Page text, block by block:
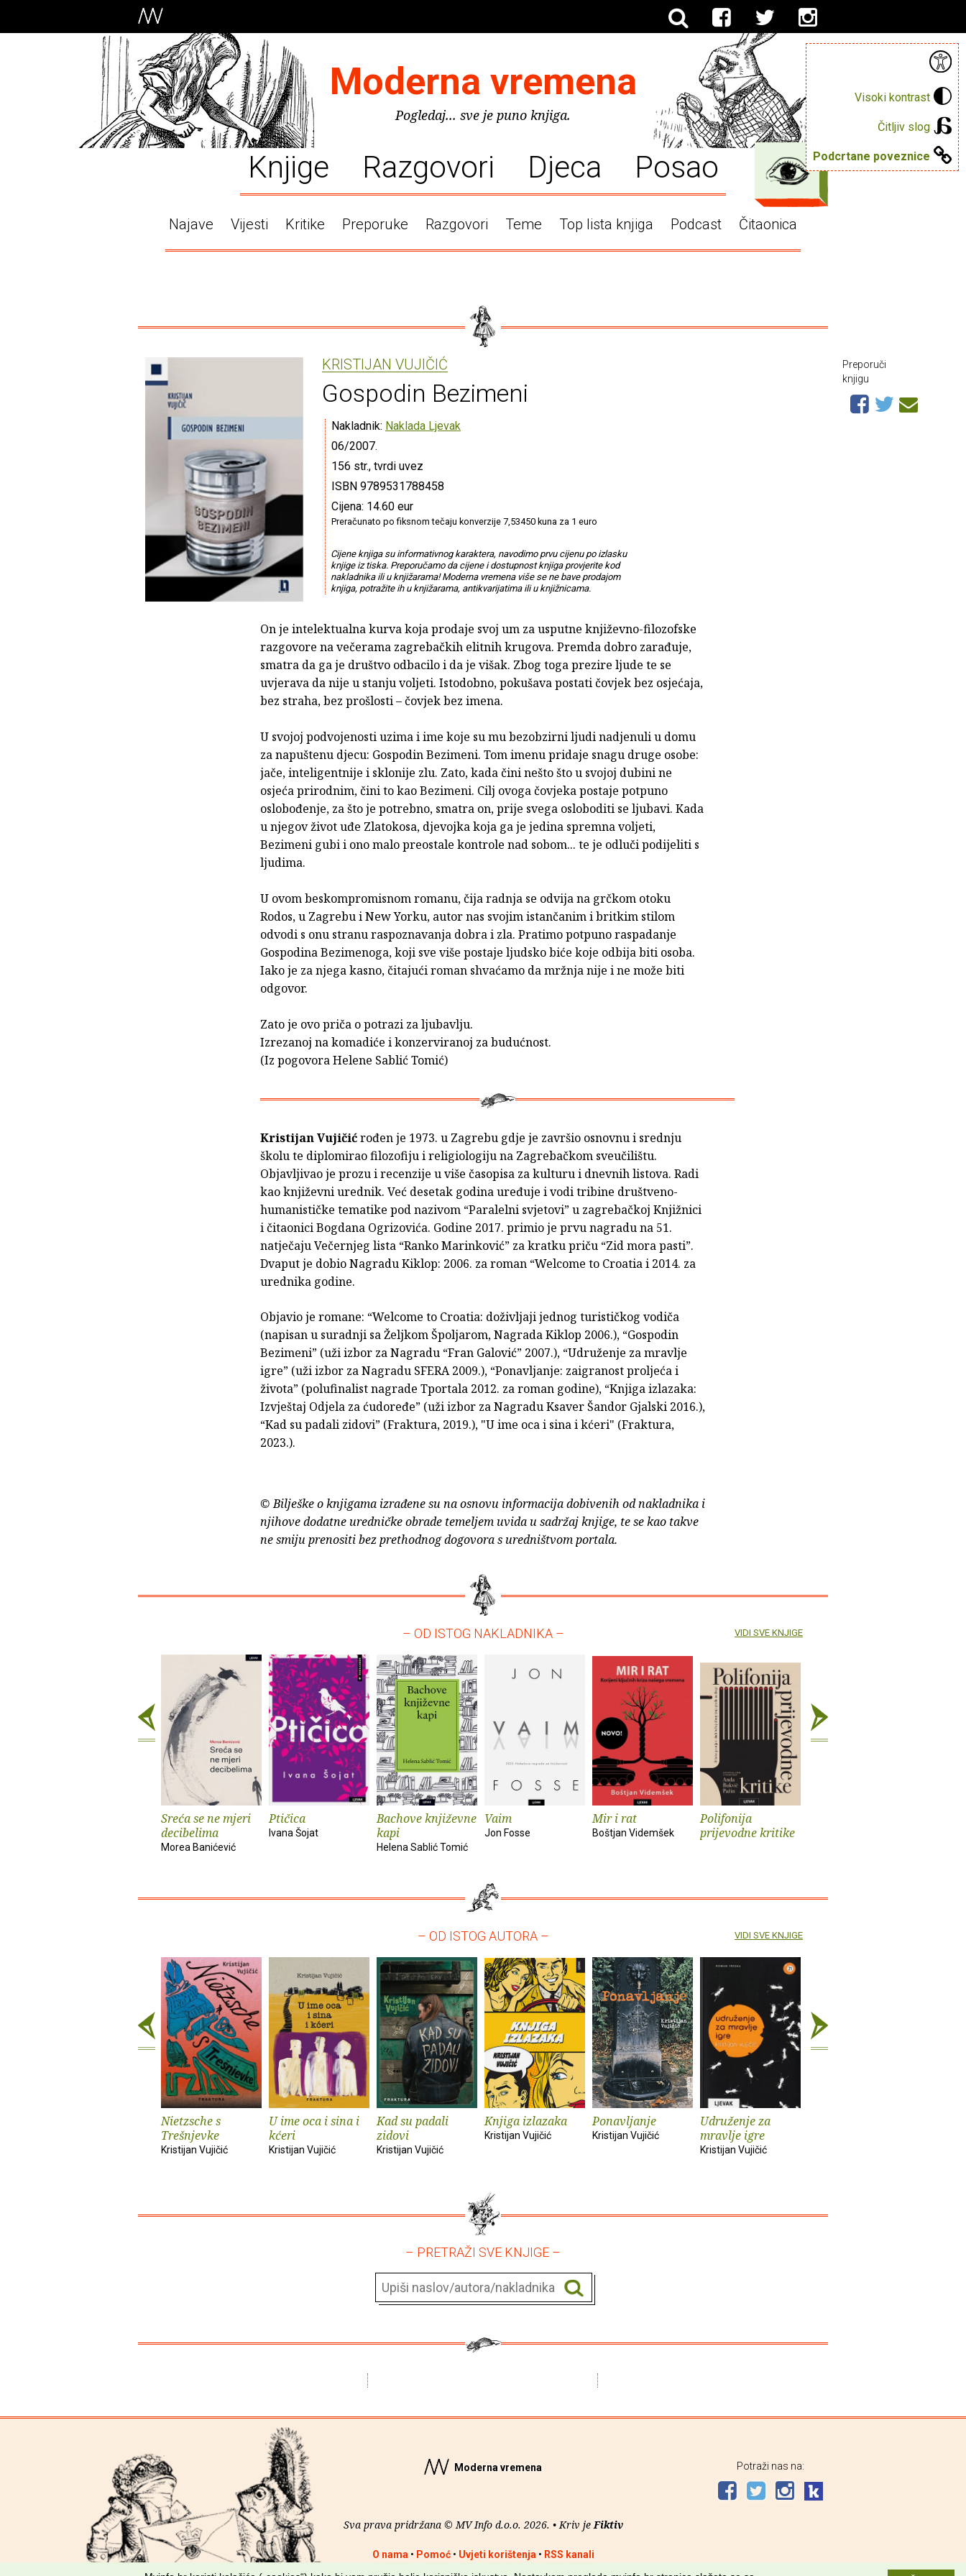
Visoki kontrast
Čitljiv slog
Podcrtane poveznice
Moderna vremena
Pogledaj... sve je puno knjiga.
Knjige Razgovori Djeca Posao
Najave Vijesti Kritike Preporuke Razgovori Teme Top lista knjiga Podcast Čitaonica
KRISTIJAN VUJIČIĆ
Gospodin Bezimeni
Nakladnik: Naklada Ljevak
06/2007.
156 str., tvrdi uvez
ISBN 9789531788458
Cijena: 14.60 eur
Preračunato po fiksnom tečaju konverzije 7,53450 kuna za 1 euro
Cijene knjiga su informativnog karaktera, navodimo prvu cijenu po izlasku
knjige iz tiska. Preporučamo da cijene i dostupnost knjiga provjerite kod
nakladnika ili u knjižarama! Moderna vremena više se ne bave prodajom
knjiga, potražite ih u knjižarama, antikvarijatima ili u knjižnicama.
On je intelektualna kurva koja prodaje svoj um za usputne književno-filozofske
razgovore na večerama zagrebačkih elitnih krugova. Premda dobro zarađuje,
smatra da ga je društvo odbacilo i da je višak. Zbog toga prezire ljude te se
uvjerava da nije u stanju voljeti. Istodobno, pokušava postati čovjek bez osjećaja,
bez straha, bez prošlosti – čovjek bez imena.
U svojoj podvojenosti uzima i ime koje su mu bezobzirni ljudi nadjenuli u domu
za napuštenu djecu: Gospodin Bezimeni. Tom imenu pridaje snagu druge osobe:
jače, inteligentnije i sklonije zlu. Zato, kada čini nešto što u svojoj dubini ne
osjeća prirodnim, čini to kao Bezimeni. Cilj ovoga čovjeka postaje potpuno
oslobođenje, za što je potrebno, smatra on, prije svega osloboditi se ljubavi. Kada
u njegov život uđe Zlatokosa, djevojka koja ga je jedina spremna voljeti,
Bezimeni gubi i ono malo preostale kontrole nad sobom... te je odluči podijeliti s
ljudima.
U ovom beskompromisnom romanu, čija radnja se odvija na grčkom otoku
Rodos, u Zagrebu i New Yorku, autor nas svojim istančanim i britkim stilom
odvodi s onu stranu raspoznavanja dobra i zla. Pratimo potpuno raspadanje
Gospodina Bezimenoga, koji sve više postaje ljudsko biće koje odbija biti osoba.
Iako je za njega kasno, čitajući roman shvaćamo da mržnja nije i ne može biti
odgovor.
Zato je ovo priča o potrazi za ljubavlju.
Izrezanoj na komadiće i konzerviranoj za budućnost.
(Iz pogovora Helene Sablić Tomić)
Kristijan Vujičićrođen je 1973. u Zagrebu gdje je završio osnovnu i srednju
školu te diplomirao filozofiju i religiologiju na Zagrebačkom sveučilištu.
Objavljivao je prozu i recenzije u više časopisa za kulturu i dnevnih listova. Radi
kao književni urednik. Već desetak godina uređuje i vodi tribine društveno-
humanističke tematike pod nazivom “Paralelni svjetovi” u zagrebačkoj Knjižnici
i čitaonici Bogdana Ogrizovića. Godine 2017. primio je prvu nagradu na 51.
natječaju Večernjeg lista “Ranko Marinković” za kratku priču “Zid mora pasti”.
Dvaput je dobio Nagradu Kiklop: 2006. za roman “Welcome to Croatia i 2014. za
urednika godine.
Objavio je romane: “Welcome to Croatia: doživljaji jednog turističkog vodiča
(napisan u suradnji sa Željkom Špoljarom, Nagrada Kiklop 2006.), “Gospodin
Bezimeni” (uži izbor za Nagradu “Fran Galović” 2007.), “Udruženje za mravlje
igre” (uži izbor za Nagradu SFERA 2009.), “Ponavljanje: zaigranost proljeća i
života” (polufinalist nagrade Tportala 2012. za roman godine), “Knjiga izlazaka:
Izvještaj Odjela za ćudoređe” (uži izbor za Nagradu Ksaver Šandor Gjalski 2016.),
“Kad su padali zidovi” (Fraktura, 2019.), "U ime oca i sina i kćeri" (Fraktura,
2023.).
© Bilješke o knjigama izrađene su na osnovu informacija dobivenih od nakladnika i
njihove dodatne uredničke obrade temeljem uvida u sadržaj knjige, te se kao takve
ne smiju prenositi bez prethodnog dogovora s uredništvom portala.
Preporuči
knjigu
– OD ISTOG NAKLADNIKA –
Sreća se ne mjeri
decibelima
Morea Banićević
Ptičica
Ivana Šojat
Bachove književne
kapi
Helena Sablić Tomić
Vaim
Jon Fosse
Mir i rat
Boštjan Videmšek
Polifonija
prijevodne kritike
VIDI SVE KNJIGE
– OD ISTOG AUTORA –
Nietzsche s
Trešnjevke
Kristijan Vujičić
U ime oca i sina i
kćeri
Kristijan Vujičić
Kad su padali
zidovi
Kristijan Vujičić
Knjiga izlazaka
Kristijan Vujičić
Ponavljanje
Kristijan Vujičić
Udruženje za
mravlje igre
Kristijan Vujičić
VIDI SVE KNJIGE
– PRETRAŽI SVE KNJIGE –
Moderna vremena
Sva prava pridržana © MV Info d.o.o. 2026. • Kriv je Fiktiv
O nama • Pomoć• Uvjeti korištenja • RSS kanali
Potraži nas na: